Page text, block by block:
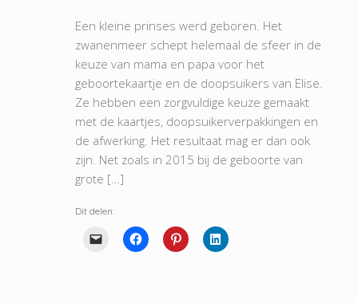
Een kleine prinses werd geboren. Het
zwanenmeer schept helemaal de sfeer in de
keuze van mama en papa voor het
geboortekaartje en de doopsuikers van Elise.
Ze hebben een zorgvuldige keuze gemaakt
met de kaartjes, doopsuikerverpakkingen en
de afwerking. Het resultaat mag er dan ook
zijn. Net zoals in 2015 bij de geboorte van
grote […]
Dit delen: